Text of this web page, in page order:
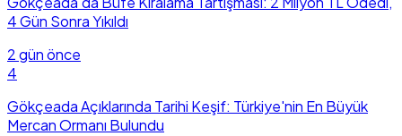
4 Gün Sonra Yıkıldı
2 gün önce
4
Gökçeada Açıklarında Tarihi Keşif: Türkiye'nin En Büyük
Mercan Ormanı Bulundu